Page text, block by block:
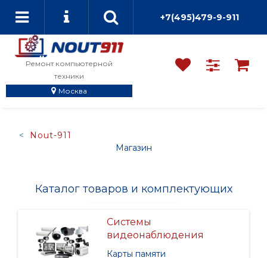
+7(495)479-9-911
Ремонт компьютерной
техники
Москва
Nout-911
Магазин
Каталог товаров и комплектующих
Системы
видеонаблюдения
Карты памяти